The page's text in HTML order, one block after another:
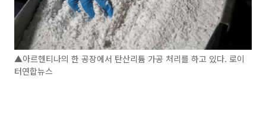
▲아르헨티나의 한 공장에서 탄산리튬 가공 처리를 하고 있다. 로이
터연합뉴스